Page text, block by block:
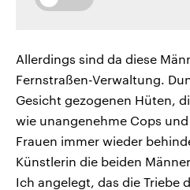
Allerdings sind da diese
Fernstraßen-Verwaltung.
Gesicht gezogenen Hüten,
wie unangenehme Cops
Frauen immer wieder
Künstlerin die beiden
Ich angelegt, das die Triebe